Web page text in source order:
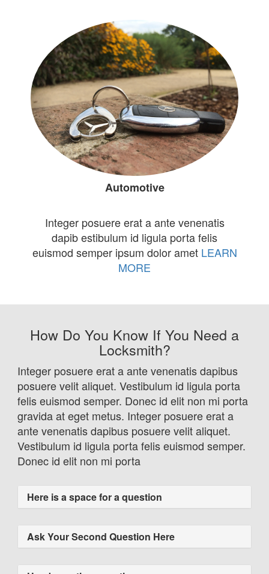
Automotive
Integer posuere erat a ante venenatis
dapib estibulum id ligula porta felis
euismod semper ipsum dolor amet LEARN
MORE
How Do You Know If You Need a
Locksmith?
Integer posuere erat a ante venenatis dapibus
posuere velit aliquet. Vestibulum id ligula porta
felis euismod semper. Donec id elit non mi porta
gravida at eget metus. Integer posuere erat a
ante venenatis dapibus posuere velit aliquet.
Vestibulum id ligula porta felis euismod semper.
Donec id elit non mi porta
Here is a space for a question
Ask Your Second Question Here